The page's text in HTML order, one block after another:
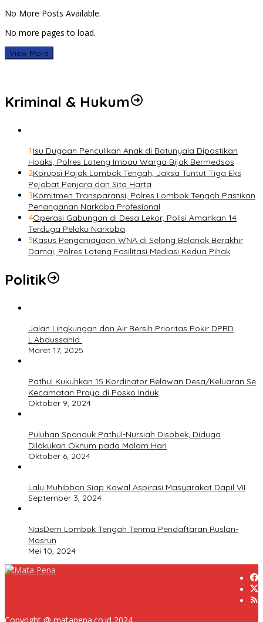
No More Posts Available.
No more pages to load.
View More
Kriminal & Hukum
1 Isu Dugaan Penculikan Anak di Batunyala Dipastikan
Hoaks, Polres Loteng Imbau Warga Bijak Bermedsos
2Korupsi Pajak Lombok Tengah, Jaksa Tuntut Tiga Eks
Pejabat Penjara dan Sita Harta
3Komitmen Transparansi, Polres Lombok Tengah Pastikan
Penanganan Narkoba Profesional
4Operasi Gabungan di Desa Lekor, Polisi Amankan 14
Terduga Pelaku Narkoba
5Kasus Penganiayaan WNA di Selong Belanak Berakhir
Damai, Polres Loteng Fasilitasi Mediasi Kedua Pihak
Politik
Jalan Lingkungan dan Air Bersih Prioritas Pokir DPRD
L.Abdussahid
Maret 17, 2025
Pathul Kukuhkan 15 Kordinator Relawan Desa/Keluaran Se
Kecamatan Praya di Posko Induk
Oktober 9, 2024
Puluhan Spanduk Pathul-Nursiah Disobek, Diduga
Dilakukan Oknum pada Malam Hari
Oktober 6, 2024
Lalu Muhibban Siap Kawal Aspirasi Masyarakat Dapil VII
September 3, 2024
NasDem Lombok Tengah Terima Pendaftaran Ruslan-
Masrun
Mei 10, 2024
Copyright @ matapena.co.id 2024